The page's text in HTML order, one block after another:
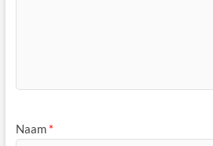
Naam *